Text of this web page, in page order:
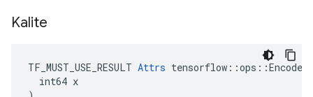
Kalite
TF_MUST_USE_RESULT Attrs
  int64 x